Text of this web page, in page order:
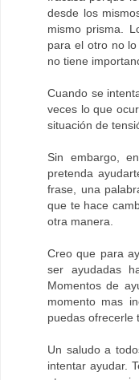
desde los
mismo prisma.
para el otro no
no tiene
Cuando se
veces lo que
situación de
Sin embargo,
pretenda
frase, una
que te hace
otra manera.
Creo que para
ser ayudadas
Momentos de
momento mas
puedas ofrecerle
Un saludo a
intentar ayudar.